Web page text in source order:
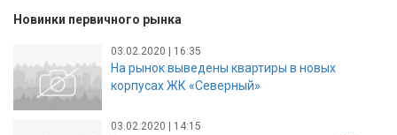
Новинки первичного рынка
03.02.2020 | 16:35
На рынок выведены квартиры в новых
корпусах ЖК «Северный»
03.02.2020 | 14:15